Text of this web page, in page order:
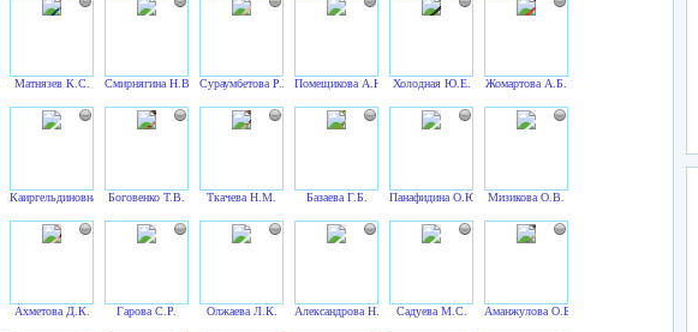
Матнязев К.С. Смирнягина Н.В. Сураумбетова Р.Ж.Помещикова А.Ю. Холодная Ю.Е. Жомартова А.Б.
Каиргельдиновна У.К.Боговенко Т.В. Ткачева Н.М. Базаева Г.Б. Панафидина О.Ю. Мизикова О.В.
Ахметова Д.К. Гарова С.Р. Олжаева Л.К. Александрова Н.В. Садуева М.С. Аманжулова О.Б.